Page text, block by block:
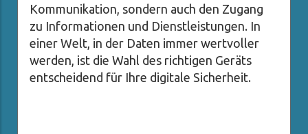
Kommunikation, sondern auch den Zugang
zu Informationen und Dienstleistungen. In
einer Welt, in der Daten immer wertvoller
werden, ist die Wahl des richtigen Geräts
entscheidend für Ihre digitale Sicherheit.